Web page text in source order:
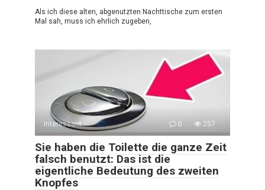
Als ich diese alten, abgenutzten Nachttische zum ersten
Mal sah, muss ich ehrlich zugeben,
Interessant 0 257
Sie haben die Toilette die ganze Zeit
falsch benutzt: Das ist die
eigentliche Bedeutung des zweiten
Knopfes